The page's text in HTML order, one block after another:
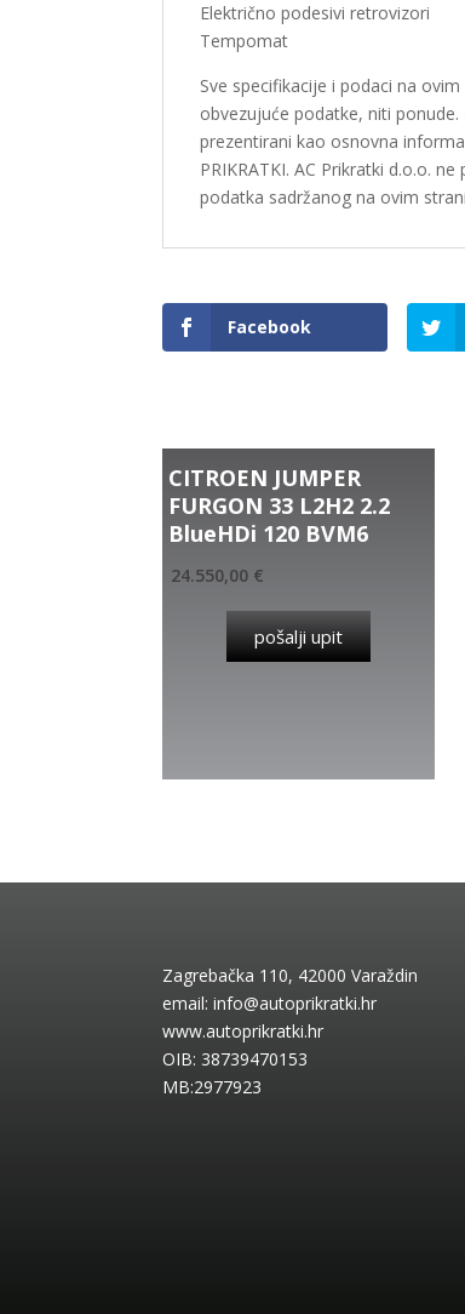
Električno podesivi retrovizori
Tempomat
Sve specifikacije i podaci na
obvezujuće podatke, niti
prezentirani kao osnovna
PRIKRATKI. AC Prikratki d.o.o.
podatka sadržanog na ovim
Facebook
CITROEN JUMPER
FURGON 33 L2H2 2.2
BlueHDi 120 BVM6
24.550,00 €
pošalji upit
Zagrebačka 110, 42000 Varaždin
email:info@autoprikratki.hr
www.autoprikratki.hr
OIB: 38739470153
MB:2977923